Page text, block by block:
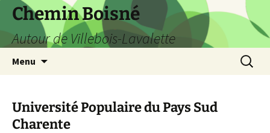
Aller
contenu
Chemin Boisné
Autour de Villebois-Lavalette
Menu
Université Populaire du Pays Sud
Charente